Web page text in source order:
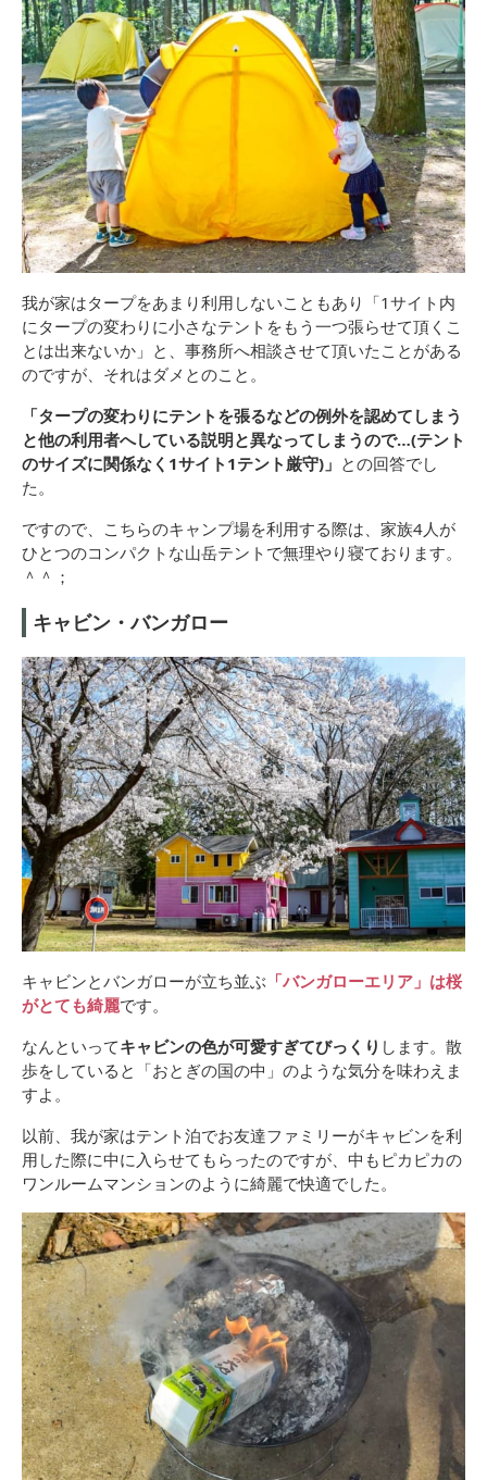
我が家はタープをあまり利用しないこともあり「1サイト内
にタープの変わりに小さなテントをもう一つ張らせて頂くこ
とは出来ないか」と、事務所へ相談させて頂いたことがある
のですが、それはダメとのこと。
「タープの変わりにテントを張るなどの例外を認めてしまう
と他の利用者へしている説明と異なってしまうので…(テント
のサイズに関係なく1サイト1テント厳守)」 との回答でし
た。
ですので、こちらのキャンプ場を利用する際は、家族4人が
ひとつのコンパクトな山岳テントで無理やり寝ております。
＾＾；
キャビン・バンガロー
キャビンとバンガローが立ち並ぶ 「バンガローエリア」は桜
がとても綺麗です。
なんといってキャビンの色が可愛すぎてびっくり します。散
歩をしていると「おとぎの国の中」のような気分を味わえま
すよ。
以前、我が家はテント泊でお友達ファミリーがキャビンを利
用した際に中に入らせてもらったのですが、中もピカピカの
ワンルームマンションのように綺麗で快適でした。